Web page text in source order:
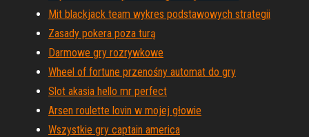
Mit blackjack team wykres podstawowych strategii
Zasady pokera poza turą
Darmowe gry rozrywkowe
Wheel of fortune przenośny automat do gry
Slot akasia hello mr perfect
Arsen roulette lovin w mojej głowie
Wszystkie gry captain america